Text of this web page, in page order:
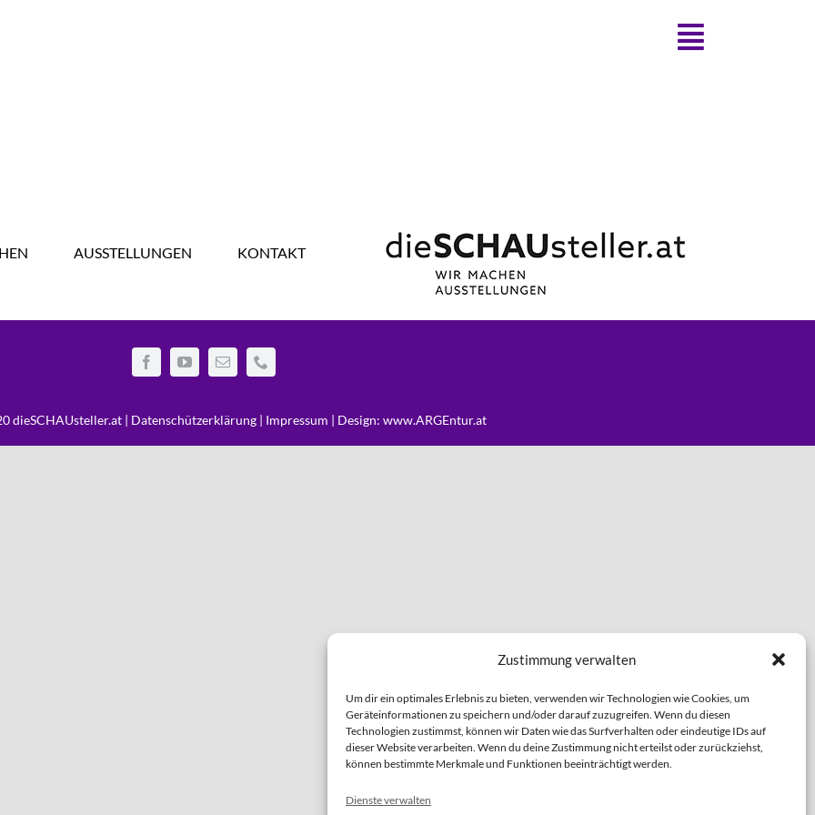
Zustimmung verwalten
Um dir ein optimales Erlebnis zu bieten, verwenden wir Technologien wie Cookies, um
Geräteinformationen zu speichern und/oder darauf zuzugreifen. Wenn du diesen
Technologien zustimmst, können wir Daten wie das Surfverhalten oder eindeutige IDs auf
dieser Website verarbeiten. Wenn du deine Zustimmung nicht erteilst oder zurückziehst,
können bestimmte Merkmale und Funktionen beeinträchtigt werden.
Dienste verwalten
AUSSTELLUNGEN KONTAKT
dieSCHAUsteller.at | Datenschützerklärung | Impressum | Design: www.ARGEntur.at